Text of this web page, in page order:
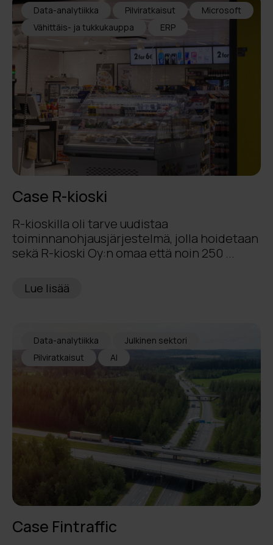
Data-analytiikka Pilviratkaisut
Microsoft
Vähittäis- ja tukkukauppa
ERP
Case R-kioski
R-kioskilla oli tarve uudistaa
toiminnanohjausjärjestelmä, jolla hoidetaan
sekä R-kioski Oy:n omaa että noin 250 ...
Lue lisää
Data-analytiikka
Julkinen sektori
Pilviratkaisut
AI
Case Fintraffic